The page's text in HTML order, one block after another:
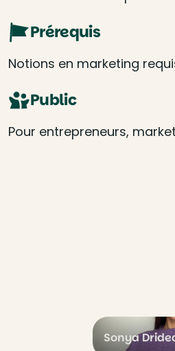
Prérequis
Notions en marketing
Public
Pour entrepreneurs,
Sonya